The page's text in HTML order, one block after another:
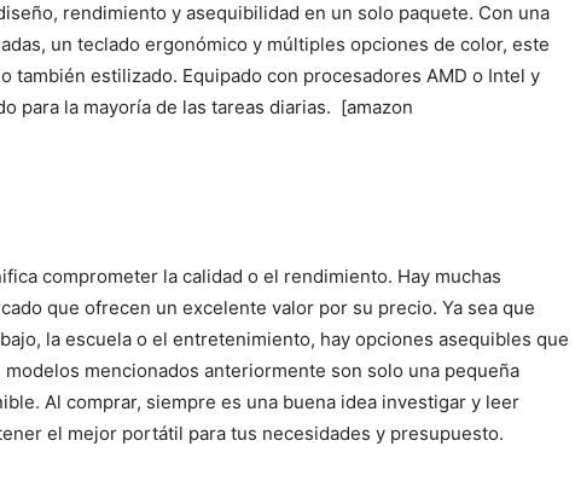
rendimiento y asequibilidad en un solo paquete. Con una
un teclado ergonómico y múltiples opciones de color, este
también estilizado. Equipado con procesadores AMD o Intel y
para la mayoría de las tareas diarias. [amazon
comprometer la calidad o el rendimiento. Hay muchas
que ofrecen un excelente valor por su precio. Ya sea que
la escuela o el entretenimiento, hay opciones asequibles que
mencionados anteriormente son solo una pequeña
Al comprar, siempre es una buena idea investigar y leer
el mejor portátil para tus necesidades y presupuesto.